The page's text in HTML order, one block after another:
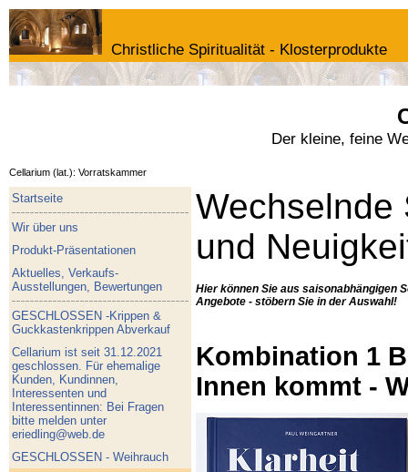
Christliche Spiritualität - Klosterprodukte
Der kleine, feine
Cellarium (lat.): Vorratskammer
Startseite
Wir über uns
Produkt-Präsentationen
Aktuelles, Verkaufs-
Ausstellungen, Bewertungen
GESCHLOSSEN -Krippen &
Guckkastenkrippen Abverkauf
Cellarium ist seit 31.12.2021
geschlossen. Für ehemalige
Kunden, Kundinnen,
Interessenten und
Interessentinnen: Bei Fragen
bitte melden unter
eriedling@web.de
GESCHLOSSEN - Weihrauch
Wechselnde
und
Hier können Sie aus saisonabhängigen
Angebote - stöbern Sie in der Auswahl!
Kombination 1
Innen kommt -